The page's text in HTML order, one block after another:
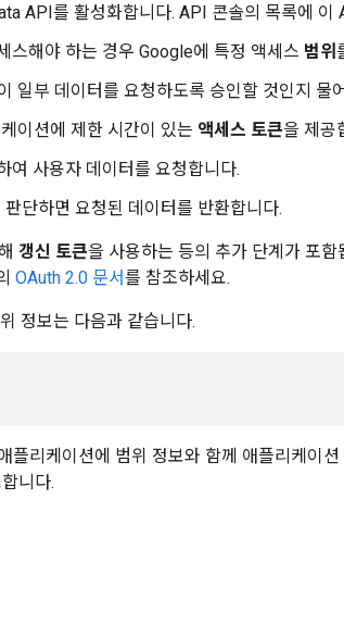
API를 활성화합니다. API 콘솔의 목록에 이
스해야 하는 경우 Google에 특정 액세스 범위
일부 데이터를 요청하도록 승인할 것인지 물
이션에 제한 시간이 있는 액세스 토큰을 제공
여 사용자 데이터를 요청합니다.
단하면 요청된 데이터를 반환합니다.
갱신 토큰을 사용하는 등의 추가 단계가 포함
OAuth 2.0 문서를 참조하세요.
정보는 다음과 같습니다.
플리케이션에 범위 정보와 함께 애플리케이
니다.